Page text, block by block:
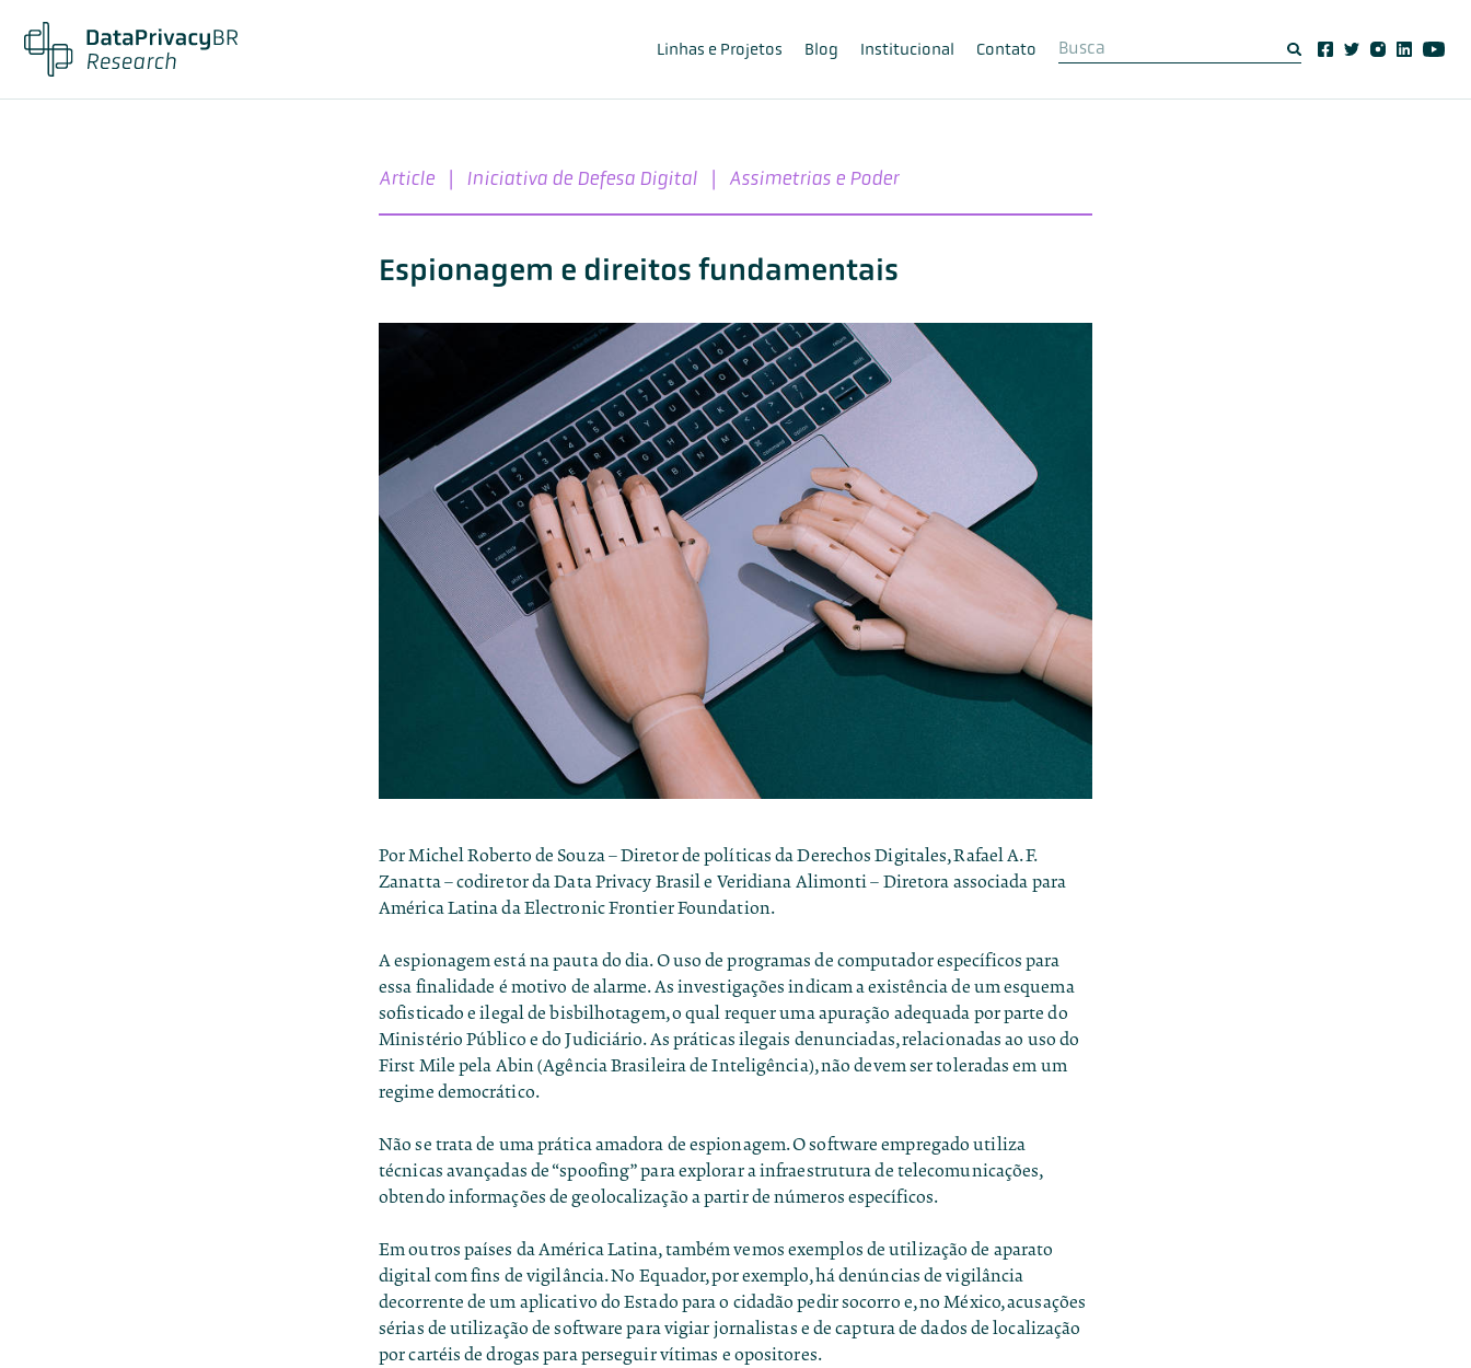
Linhas e Projetos Blog Institucional Contato
Article Iniciativa de Defesa Digital Assimetrias e Poder
Espionagem e direitos fundamentais
Por Michel Roberto de Souza – Diretor de políticas da Derechos Digitales, Rafael A. F.
Zanatta – codiretor da Data Privacy Brasil e Veridiana Alimonti – Diretora associada para
América Latina da Electronic Frontier Foundation.
A espionagem está na pauta do dia. O uso de programas de computador específicos para
essa finalidade é motivo de alarme. As investigações indicam a existência de um esquema
sofisticado e ilegal de bisbilhotagem, o qual requer uma apuração adequada por parte do
Ministério Público e do Judiciário. As práticas ilegais denunciadas, relacionadas ao uso do
First Mile pela Abin (Agência Brasileira de Inteligência), não devem ser toleradas em um
regime democrático.
Não se trata de uma prática amadora de espionagem. O software empregado utiliza
técnicas avançadas de “spoofing” para explorar a infraestrutura de telecomunicações,
obtendo informações de geolocalização a partir de números específicos.
Em outros países da América Latina, também vemos exemplos de utilização de aparato
digital com fins de vigilância. No Equador, por exemplo, há denúncias de vigilância
decorrente de um aplicativo do Estado para o cidadão pedir socorro e, no México, acusações
sérias de utilização de software para vigiar jornalistas e de captura de dados de localização
por cartéis de drogas para perseguir vítimas e opositores.